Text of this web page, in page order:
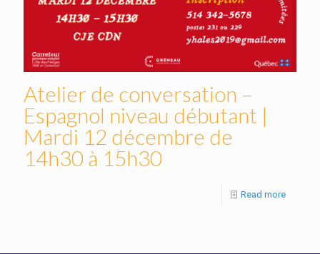
Atelier de conversation –
Espagnol niveau débutant |
Mardi 12 décembre de
14h30 à 15h30
Read more